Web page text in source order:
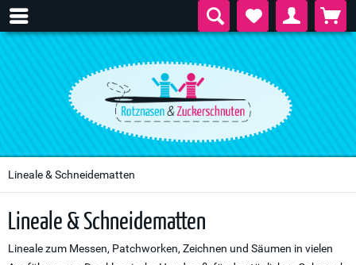
Lineale & Schneidematten
Lineale & Schneidematten
Lineale zum Messen, Patchworken, Zeichnen und Säumen in vielen